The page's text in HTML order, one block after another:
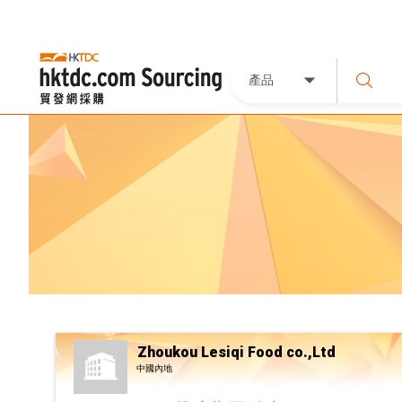
產品
Zhoukou Lesiqi Food co.,Ltd
中國內地